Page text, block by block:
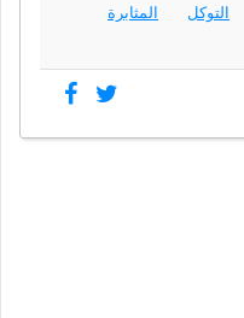
التوكل
المثابرة